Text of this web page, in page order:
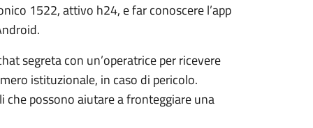
1522, attivo h24, e far conoscere l’app
segreta con un’operatrice per ricevere
istituzionale, in caso di pericolo.
che possono aiutare a fronteggiare una